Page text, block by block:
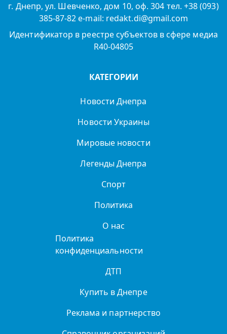
г. Днепр, ул. Шевченко, дом 10, оф. 304 тел. +38 (093)
385-87-82 e-mail: redakt.di@gmail.com
Идентификатор в реестре субъектов в сфере медиа
R40-04805
КАТЕГОРИИ
Новости Днепра
Новости Украины
Мировые новости
Легенды Днепра
Спорт
Политика
О нас
Политика
конфиденциальности
ДТП
Купить в Днепре
Реклама и партнерство